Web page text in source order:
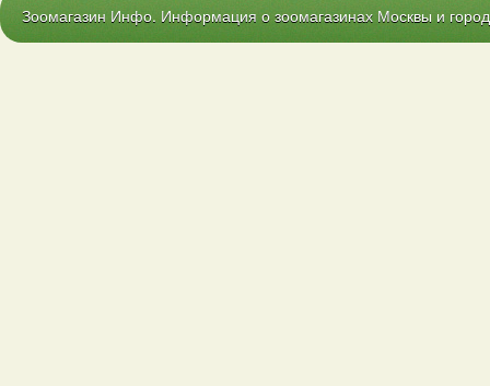
Зоомагазин Инфо. Информация о зоомагазинах Москвы и